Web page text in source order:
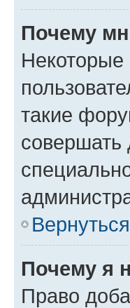
Почему
такие
совершать
Почему я
Право